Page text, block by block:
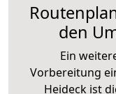
den
Ein
Vorbereitung
Heideck ist